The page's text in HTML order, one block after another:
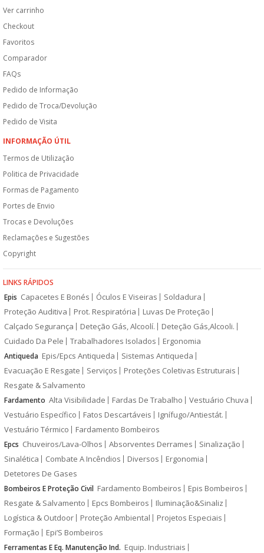
Ver carrinho
Checkout
Favoritos
Comparador
FAQs
Pedido de Informação
Pedido de Troca/Devolução
Pedido de Visita
INFORMAÇÃO ÚTIL
Termos de Utilização
Politica de Privacidade
Formas de Pagamento
Portes de Envio
Trocas e Devoluções
Reclamações e Sugestões
Copyright
LINKS RÁPIDOS
Epis Capacetes E Bonés Óculos E Viseiras
Soldadura
Proteção Auditiva
Prot. Respiratória
Luvas De Proteção
Calçado Segurança
Deteção Gás, Alcoolí.
Deteção Gás,Alcooli.
Cuidado Da Pele
Trabalhadores Isolados Ergonomia
Antiqueda Epis/Epcs Antiqueda
Sistemas Antiqueda
Evacuação E Resgate
Serviços
Proteções Coletivas Estruturais
Resgate & Salvamento
Fardamento Alta Visibilidade Fardas De Trabalho
Vestuário Chuva
Vestuário Específico
Fatos Descartáveis
Ignífugo/Antiestát.
Vestuário Térmico
Fardamento Bombeiros
Epcs Chuveiros/Lava-Olhos Absorventes Derrames
Sinalização
Sinalética
Combate A Incêndios Diversos
Ergonomia
Detetores De Gases
Bombeiros E Proteção Civil Fardamento Bombeiros
Epis Bombeiros
Resgate & Salvamento
Epcs Bombeiros
Iluminação&Sinaliz
Logística & Outdoor
Proteção Ambiental
Projetos Especiais
Formação
Epi’S Bombeiros
Ferramentas E Eq. Manutenção Ind. Equip. Industriais